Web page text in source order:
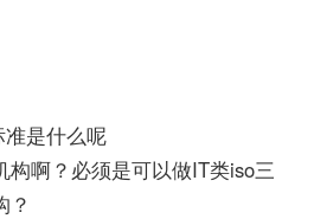
是什么呢
构啊？必须是可以做IT类iso三
？